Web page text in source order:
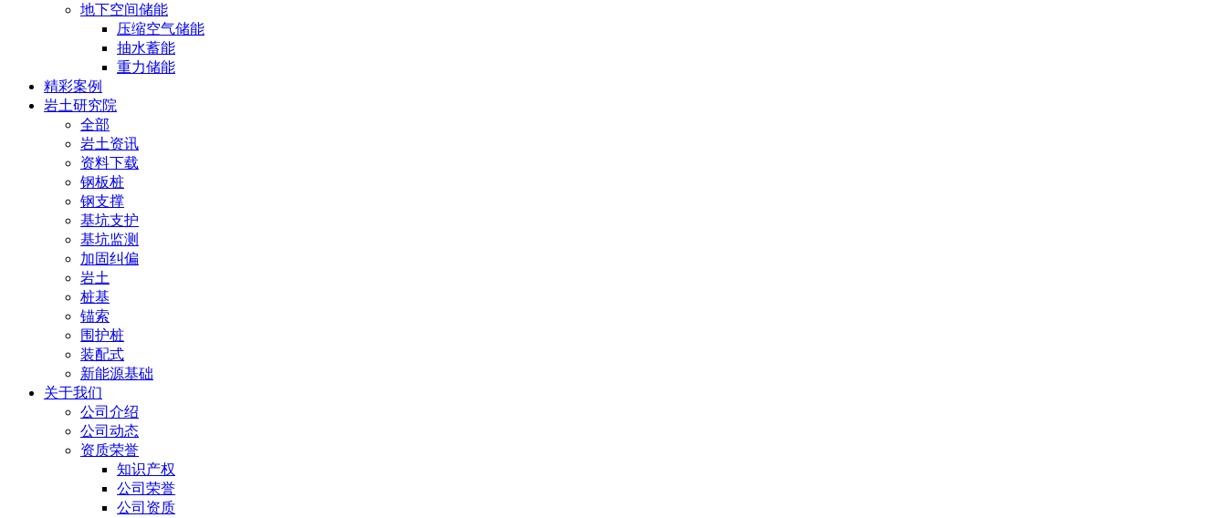
地下空间储能
压缩空气储能
抽水蓄能
重力储能
精彩案例
岩土研究院
全部
岩土资讯
资料下载
钢板桩
钢支撑
基坑支护
基坑监测
加固纠偏
岩土
桩基
锚索
围护桩
装配式
新能源基础
关于我们
公司介绍
公司动态
资质荣誉
知识产权
公司荣誉
公司资质